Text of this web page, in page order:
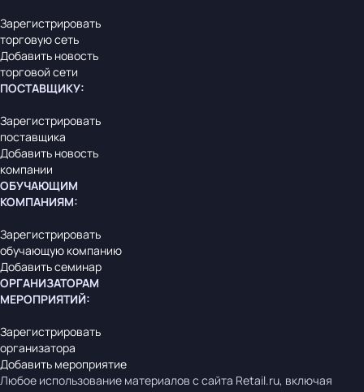
Зарегистрировать
торговую сеть
Добавить новость
торговой сети
ПОСТАВЩИКУ:
Зарегистрировать
поставщика
Добавить новость
компании
ОБУЧАЮЩИМ
КОМПАНИЯМ:
Зарегистрировать
обучающую компанию
Добавить семинар
ОРГАНИЗАТОРАМ
МЕРОПРИЯТИЙ:
Зарегистрировать
организатора
Добавить мероприятие
Любое использование материалов с сайта Retail.ru, включая